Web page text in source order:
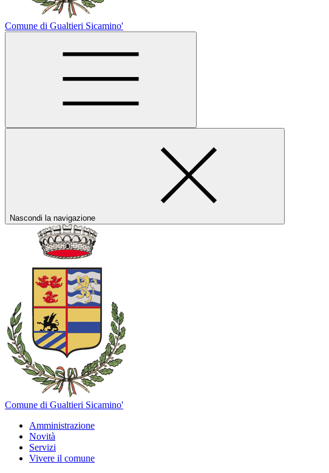
Comune di Gualtieri Sicamino'
Nascondi la navigazione
Comune di Gualtieri Sicamino'
Amministrazione
Novità
Servizi
Vivere il comune